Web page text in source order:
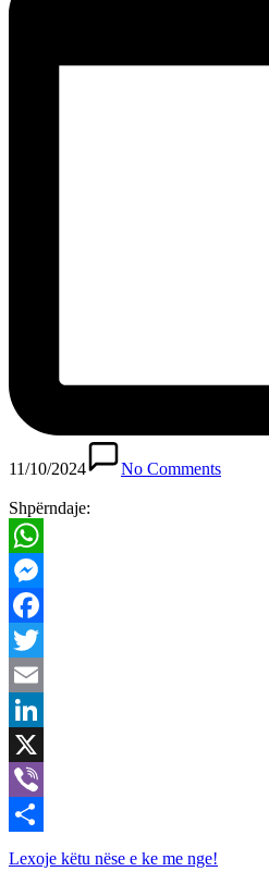
11/10/2024 No Comments
Shpërndaje:
WhatsApp
Messenger
Facebook
Twitter
Email
LinkedIn
X
Viber
Share
Lexoje këtu nëse e ke me nge!